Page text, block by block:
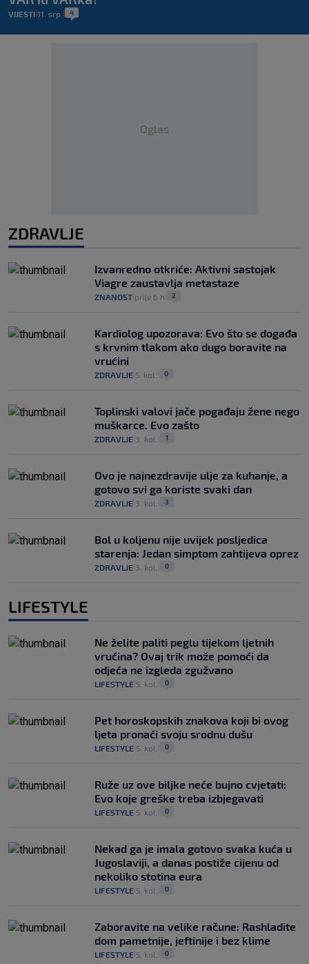
VIJESTI 11. srp. 4
Oglas
ZDRAVLJE
Izvanredno otkriće: Aktivni sastojak
Viagre zaustavlja metastaze
ZNANOST prije 6 h 2
Kardiolog upozorava: Evo što se događa
s krvnim tlakom ako dugo boravite na
vrućini
ZDRAVLJE 5. kol. 0
Toplinski valovi jače pogađaju žene nego
muškarce. Evo zašto
ZDRAVLJE 3. kol. 1
Ovo je najnezdravije ulje za kuhanje, a
gotovo svi ga koriste svaki dan
ZDRAVLJE 3. kol. 3
Bol u koljenu nije uvijek posljedica
starenja: Jedan simptom zahtijeva oprez
ZDRAVLJE 3. kol. 0
LIFESTYLE
Ne želite paliti peglu tijekom ljetnih
vrućina? Ovaj trik može pomoći da
odjeća ne izgleda zgužvano
LIFESTYLE 5. kol. 0
Pet horoskopskih znakova koji bi ovog
ljeta pronaći svoju srodnu dušu
LIFESTYLE 5. kol. 0
Ruže uz ove biljke neće bujno cvjetati:
Evo koje greške treba izbjegavati
LIFESTYLE 5. kol. 0
Nekad ga je imala gotovo svaka kuća u
Jugoslaviji, a danas postiže cijenu od
nekoliko stotina eura
LIFESTYLE 5. kol. 0
Zaboravite na velike račune: Rashladite
dom pametnije, jeftinije i bez klime
LIFESTYLE 5. kol. 0